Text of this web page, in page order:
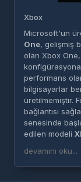
Xbox
Microsoft'un
One, gelişmiş
olan Xbox
performans
bilgisayarlar
üretilmemiştir.
bağlantısı
senesinde
edilen modeli
devamını oku...